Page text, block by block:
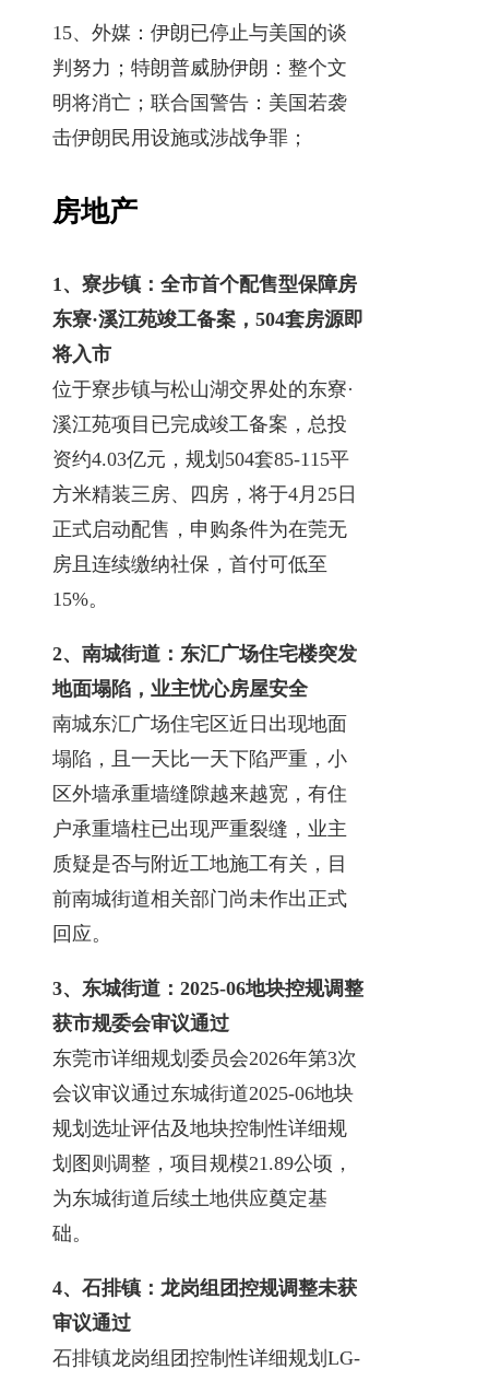
15、外媒：伊朗已停止与美国的谈
判努力；特朗普威胁伊朗：整个文
明将消亡；联合国警告：美国若袭
击伊朗民用设施或涉战争罪；
房地产
1、寮步镇：全市首个配售型保障房
东寮·溪江苑竣工备案，504套房源即
将入市
位于寮步镇与松山湖交界处的东寮·
溪江苑项目已完成竣工备案，总投
资约4.03亿元，规划504套85-115平
方米精装三房、四房，将于4月25日
正式启动配售，申购条件为在莞无
房且连续缴纳社保，首付可低至
15%。
2、南城街道：东汇广场住宅楼突发
地面塌陷，业主忧心房屋安全
南城东汇广场住宅区近日出现地面
塌陷，且一天比一天下陷严重，小
区外墙承重墙缝隙越来越宽，有住
户承重墙柱已出现严重裂缝，业主
质疑是否与附近工地施工有关，目
前南城街道相关部门尚未作出正式
回应。
3、东城街道：2025-06地块控规调整
获市规委会审议通过
东莞市详细规划委员会2026年第3次
会议审议通过东城街道2025-06地块
规划选址评估及地块控制性详细规
划图则调整，项目规模21.89公顷，
为东城街道后续土地供应奠定基
础。
4、石排镇：龙岗组团控规调整未获
审议通过
石排镇龙岗组团控制性详细规划LG-